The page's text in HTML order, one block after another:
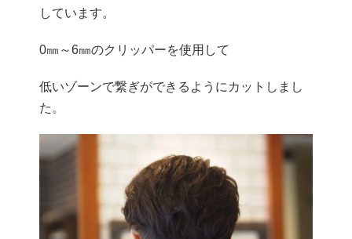
しています。
0㎜～6㎜のクリッパーを使用して
低いゾーンで繋ぎができるようにカットしまし
た。